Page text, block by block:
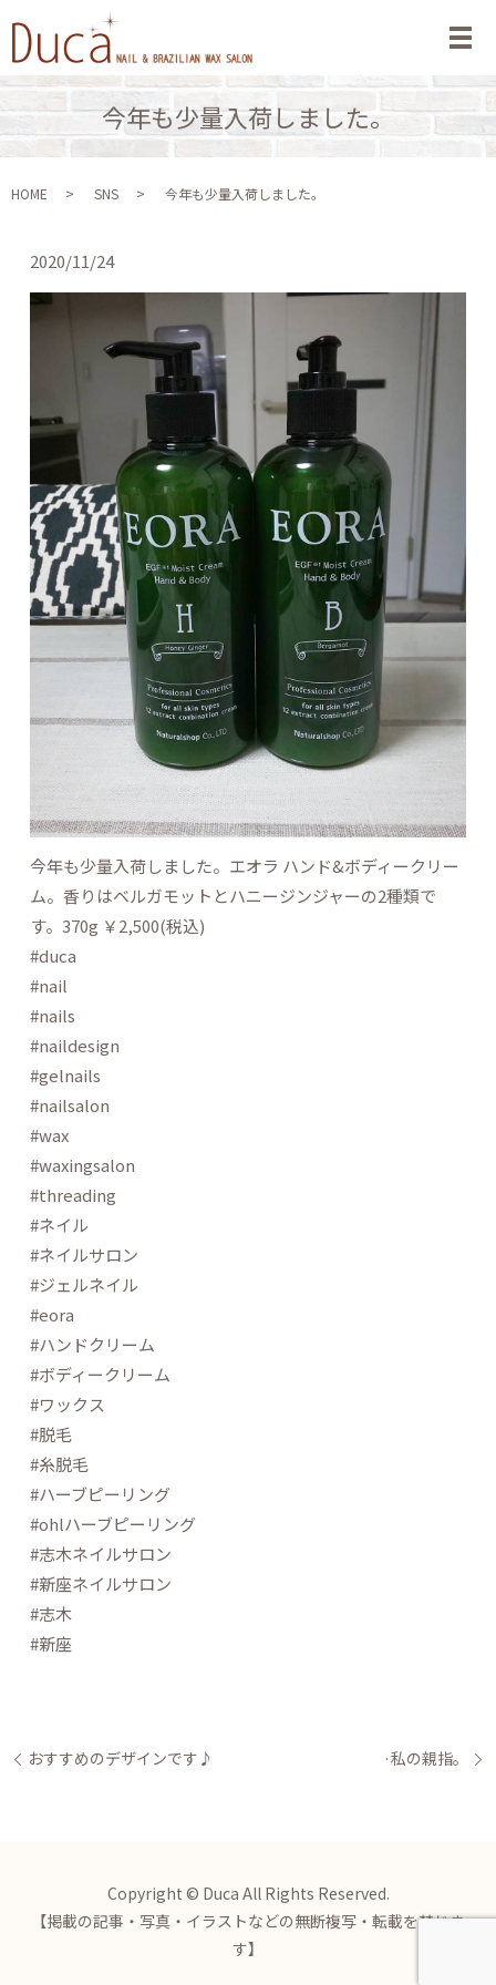
メ
今年も少量入荷しました。
HOME SNS 今年も少量入荷しました。
2020/11/24
今年も少量入荷しました。エオラ ハンド&ボディークリー
ム。香りはベルガモットとハニージンジャーの2種類で
す。370g ￥2,500(税込)
#duca
#nail
#nails
#naildesign
#gelnails
#nailsalon
#wax
#waxingsalon
#threading
#ネイル
#ネイルサロン
#ジェルネイル
#eora
#ハンドクリーム
#ボディークリーム
#ワックス
#脱毛
#糸脱毛
#ハーブピーリング
#ohlハーブピーリング
#志木ネイルサロン
#新座ネイルサロン
#志木
#新座
おすすめのデザインです♪ ·私の親指。
Copyright © Duca All Rights Reserved.
【掲載の記事・写真・イラストなどの無断複写・転載を禁じま
す】